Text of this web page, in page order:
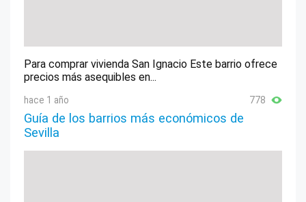
Para comprar vivienda San Ignacio Este barrio ofrece
precios más asequibles en...
hace 1 año 778
Guía de los barrios más económicos de
Sevilla